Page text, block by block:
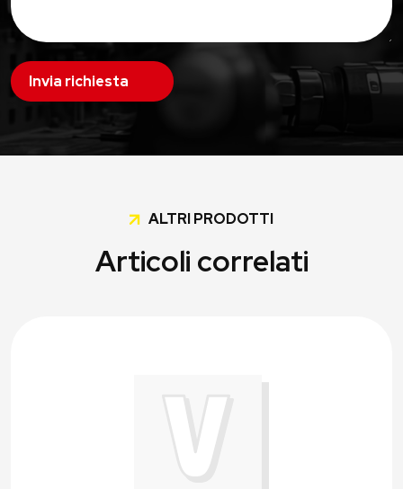
Invia richiesta
ALTRI PRODOTTI
Articoli correlati